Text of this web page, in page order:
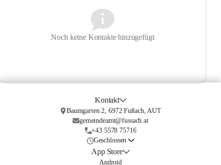
Noch keine Kontakte hinzugefügt
Kontakt
Baumgarten 2, 6972 Fußach, AUT
gemeindeamt@fussach.at
+43 5578 75716
Geschlossen
App Store
Android